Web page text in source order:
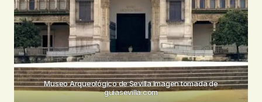
Museo Arqueológico de Sevilla Imagen tomada de
guiasevilla.com